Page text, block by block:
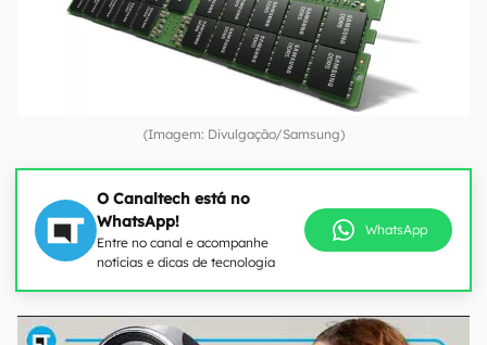
(Imagem: Divulgação/Samsung)
O Canaltech está no
WhatsApp!
Entre no canal e acompanhe
notícias e dicas de tecnologia
WhatsApp